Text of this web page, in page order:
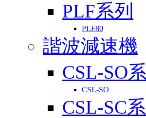
PLF系列
PLF80
諧波減速機
CSL-SO
CSL-SO
CSL-SC